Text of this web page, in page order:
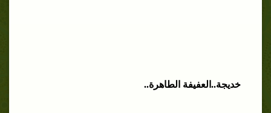
خديجة..العفيفة الطاهرة..